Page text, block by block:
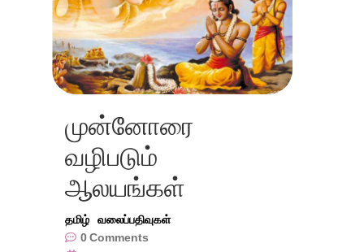
முன்னோரை
வழிபடும்
ஆலயங்கள்
தமிழ்
வலைப்பதிவுகள்
0Comments